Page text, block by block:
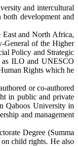
and intercultural
development and
and North Africa,
General of the Higher
Policy and Strategic
as ILO and UNESCO
Rights which he
or co-authored
in public and private
Qaboos University in
and management
Degree (Summa
child rights. He also